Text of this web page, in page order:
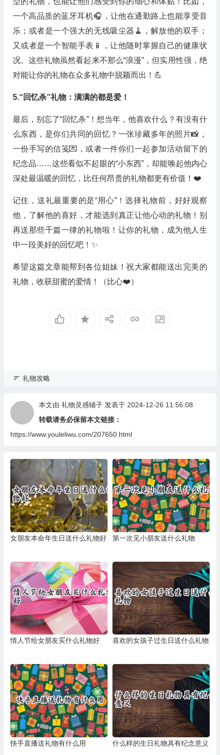
一个高品质的蓝牙耳机🎧，让他在通勤路上也能享受音
乐；或者是一个强大的无线吸尘器🧹，解放他的双手；
又或者是一个智能手表📱，让他随时掌握自己的健康状
况。这些礼物虽然看起来不那么“浪漫”，但实用性强，绝
对能让你的礼物在众多礼物中脱颖而出！💪
5.“回忆杀”礼物：满满的都是爱！
最后，别忘了“回忆杀”！想当年，他喜欢什么？有没有什
么东西，是你们共同的回忆？一张珍藏多年的照片📸，
一份手写的信笺💌，或者一件你们一起参加活动留下的
纪念品……这些看似不起眼的“小东西”，却能唤起他内心
深处最温暖的回忆，比任何昂贵的礼物都更有价值！❤️
记住，送礼最重要的是“用心”！选择礼物前，好好观察
他，了解他的喜好，才能选到真正让他心动的礼物！别
再送那些千篇一律的礼物啦！让你的礼物，成为他人生
中一段美好的回忆吧！✨
希望这篇文章能帮到各位姐妹！祝大家都能送出完美的
礼物，收获甜蜜的爱情！（比心❤️）
礼物攻略
本文由 礼物灵感铺子发表于 2024-12-26 11:56:08
转载请务必保留本文链接：
https://www.youleliwu.com/207650.html
女朋友本命年生日送什么礼物好 第一次见小朋友送什么礼物
情人节给女朋友买什么礼物好 喜欢的女孩子过生日送什么礼物
快手直播送礼物有什么用 什么样的生日礼物具有纪念意义